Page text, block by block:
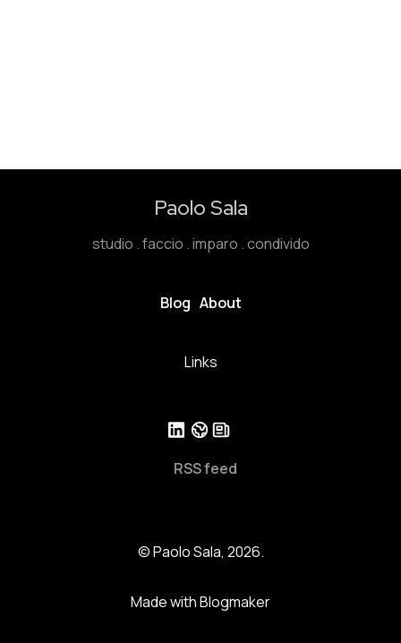
Paolo Sala
studio . faccio . imparo . condivido
Blog About
Links
RSS feed
© Paolo Sala, 2026.
Made with Blogmaker